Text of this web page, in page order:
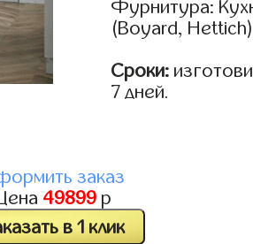
Фурнитура:
(Boyard,
Сроки:
7 дней.
заказ
49899р
в 1 клик